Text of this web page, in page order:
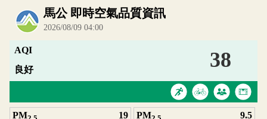
內嵌空氣品質小工具為視覺預覽，完整即時空